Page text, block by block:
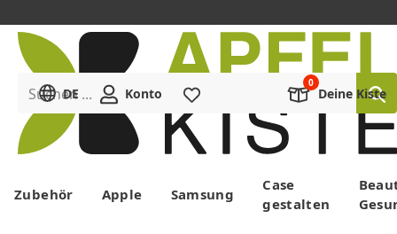
Menü
Suchen ...
DE Konto Deine Kiste
Zubehör Apple Samsung
Case
gestalten